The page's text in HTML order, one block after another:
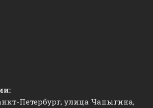
Петербург, улица Чапыгина,